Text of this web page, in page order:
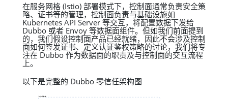
在服务网格 (Istio) 部署模式下，控制面通常负责安全策
略、证书等的管理，控制面负责与基础设施如
Kubernetes API Server 等交互，将配置数据下发给
Dubbo 或者 Envoy 等数据面组件。但如我们前面提到
的，我们假设控制面产品已经就绪，因此不会涉及控制
面如何签发证书、定义认证鉴权策略的讨论，我们将专
注在 Dubbo 作为数据面的职责及与控制面的交互流程
上。
以下是完整的 Dubbo 零信任架构图